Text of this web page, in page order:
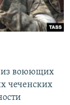
из воюющих
чеченских